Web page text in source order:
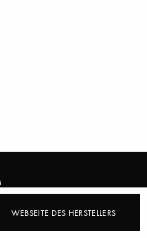
WEBSEITE DES HERSTELLERS